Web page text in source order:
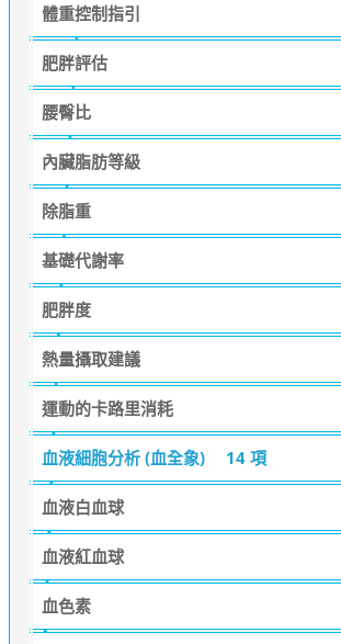
體重控制指引
肥胖評估
腰臀比
內臟脂肪等級
除脂重
基礎代謝率
肥胖度
熱量攝取建議
運動的卡路里消耗
血液細胞分析 (血全象) 14 項
血液白血球
血液紅血球
血色素